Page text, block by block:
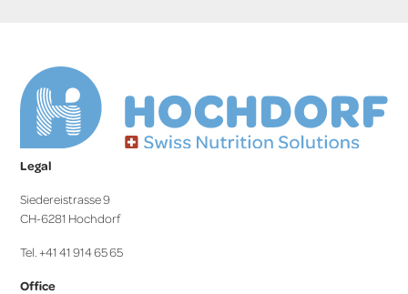
Legal
Siedereistrasse 9
CH-6281 Hochdorf
Tel. +41 41 914 65 65
Office